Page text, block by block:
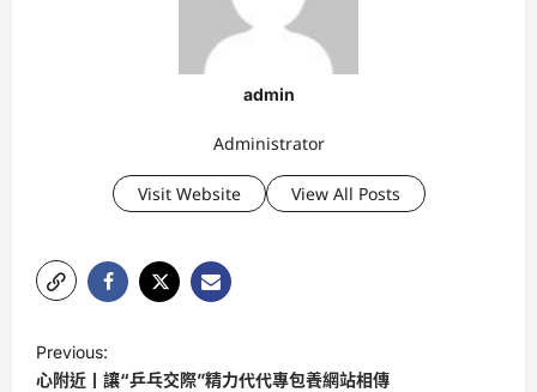
admin
Administrator
Visit Website View All Posts
o
Previous:
心附近丨讓“乒乓交際”精力代代專包養網站相傳